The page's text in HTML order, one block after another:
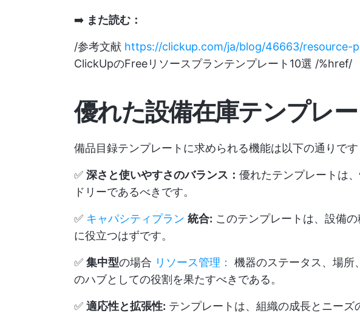
➡️ また読む：
/参考文献 https://clickup.com/ja/blog/46663/resource-
ClickUpのFreeリソースプランテンプレート10選 /%href/
優れた設備在庫テンプレ
備品目録テンプレートに求められる機能は以下の通りです
✅ 深さと使いやすさのバランス： 優れたテンプレートは
ドリーであるべきです。
✅ キャパシティプラン 統合: このテンプレートは、設備
に役立つはずです。
✅ 集中型の場合 リソース管理：
機器のステータス、場所
のハブとしての役割を果たすべきである。
✅ 適応性と拡張性: テンプレートは、組織の成長とニー